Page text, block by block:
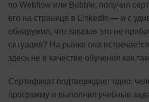
по Webflow или Bubble, получил
его на странице в LinkedIn — и с
обнаружил, что заказов это не
ситуация? На рынке она
здесь не в качестве обучения как
Сертификат подтверждает одно:
программу и выполнил учебные
Маркетинг
Дизайн
Аналитика
Иностранные языки